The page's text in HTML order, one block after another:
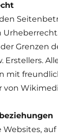
Grenzen
Erstellers.
mit
von
Websites,